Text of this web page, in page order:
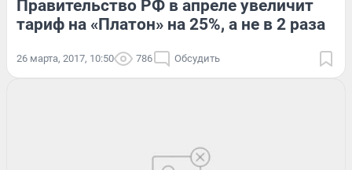
Правительство РФ в апреле увеличит
тариф на «Платон» на 25%, а не в 2 раза
26 марта, 2017, 10:50 786 Обсудить